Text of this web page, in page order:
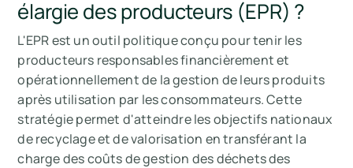
élargie des producteurs (EPR) ?
L'EPR est un outil politique conçu pour tenir les
producteurs responsables financièrement et
opérationnellement de la gestion de leurs produits
après utilisation par les consommateurs. Cette
stratégie permet d'atteindre les objectifs nationaux
de recyclage et de valorisation en transférant la
charge des coûts de gestion des déchets des